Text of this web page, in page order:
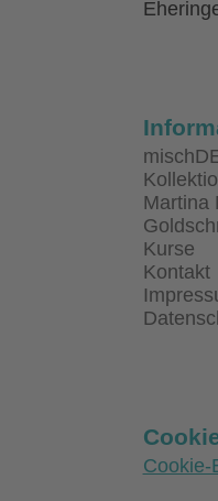
Martina
Kurse
Kontakt
Cookie-